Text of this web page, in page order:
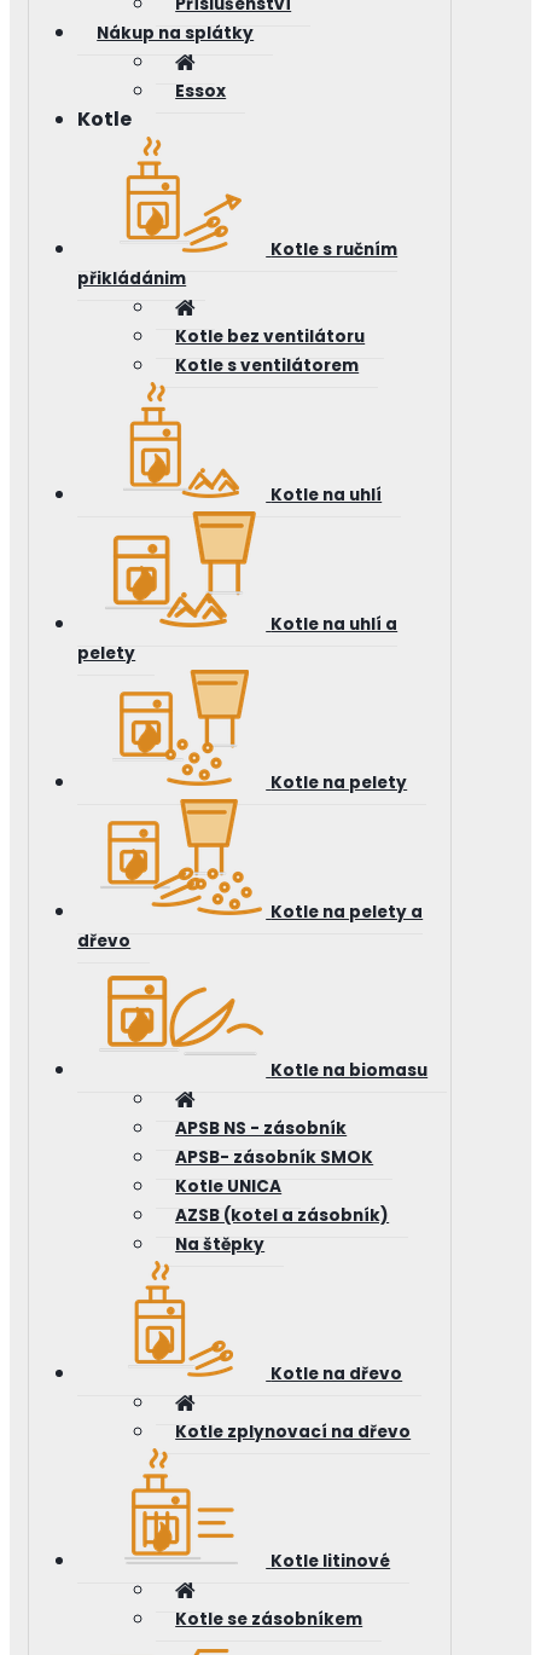
Nákup na splátky
Essox
Kotle
Kotle s ručním
přikládánim
Kotle bez ventilátoru
Kotle s ventilátorem
Kotle na uhlí
Kotle na uhlí a
pelety
Kotle na pelety
Kotle na pelety a
dřevo
Kotle na biomasu
APSB NS - zásobník
APSB- zásobník SMOK
Kotle UNICA
AZSB (kotel a zásobník)
Na štěpky
Kotle na dřevo
Kotle zplynovací na dřevo
Kotle litinové
Kotle se zásobníkem